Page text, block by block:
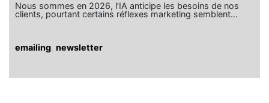
Nous sommes en 2026, l’IA anticipe les besoins de nos
clients, pourtant certains réflexes marketing semblent…
emailing newsletter